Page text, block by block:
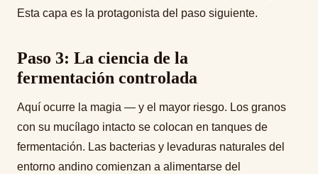
Esta capa es la protagonista del paso siguiente.
Paso 3: La ciencia de la
fermentación controlada
Aquí ocurre la magia — y el mayor riesgo. Los granos
con su mucílago intacto se colocan en tanques de
fermentación. Las bacterias y levaduras naturales del
entorno andino comienzan a alimentarse del